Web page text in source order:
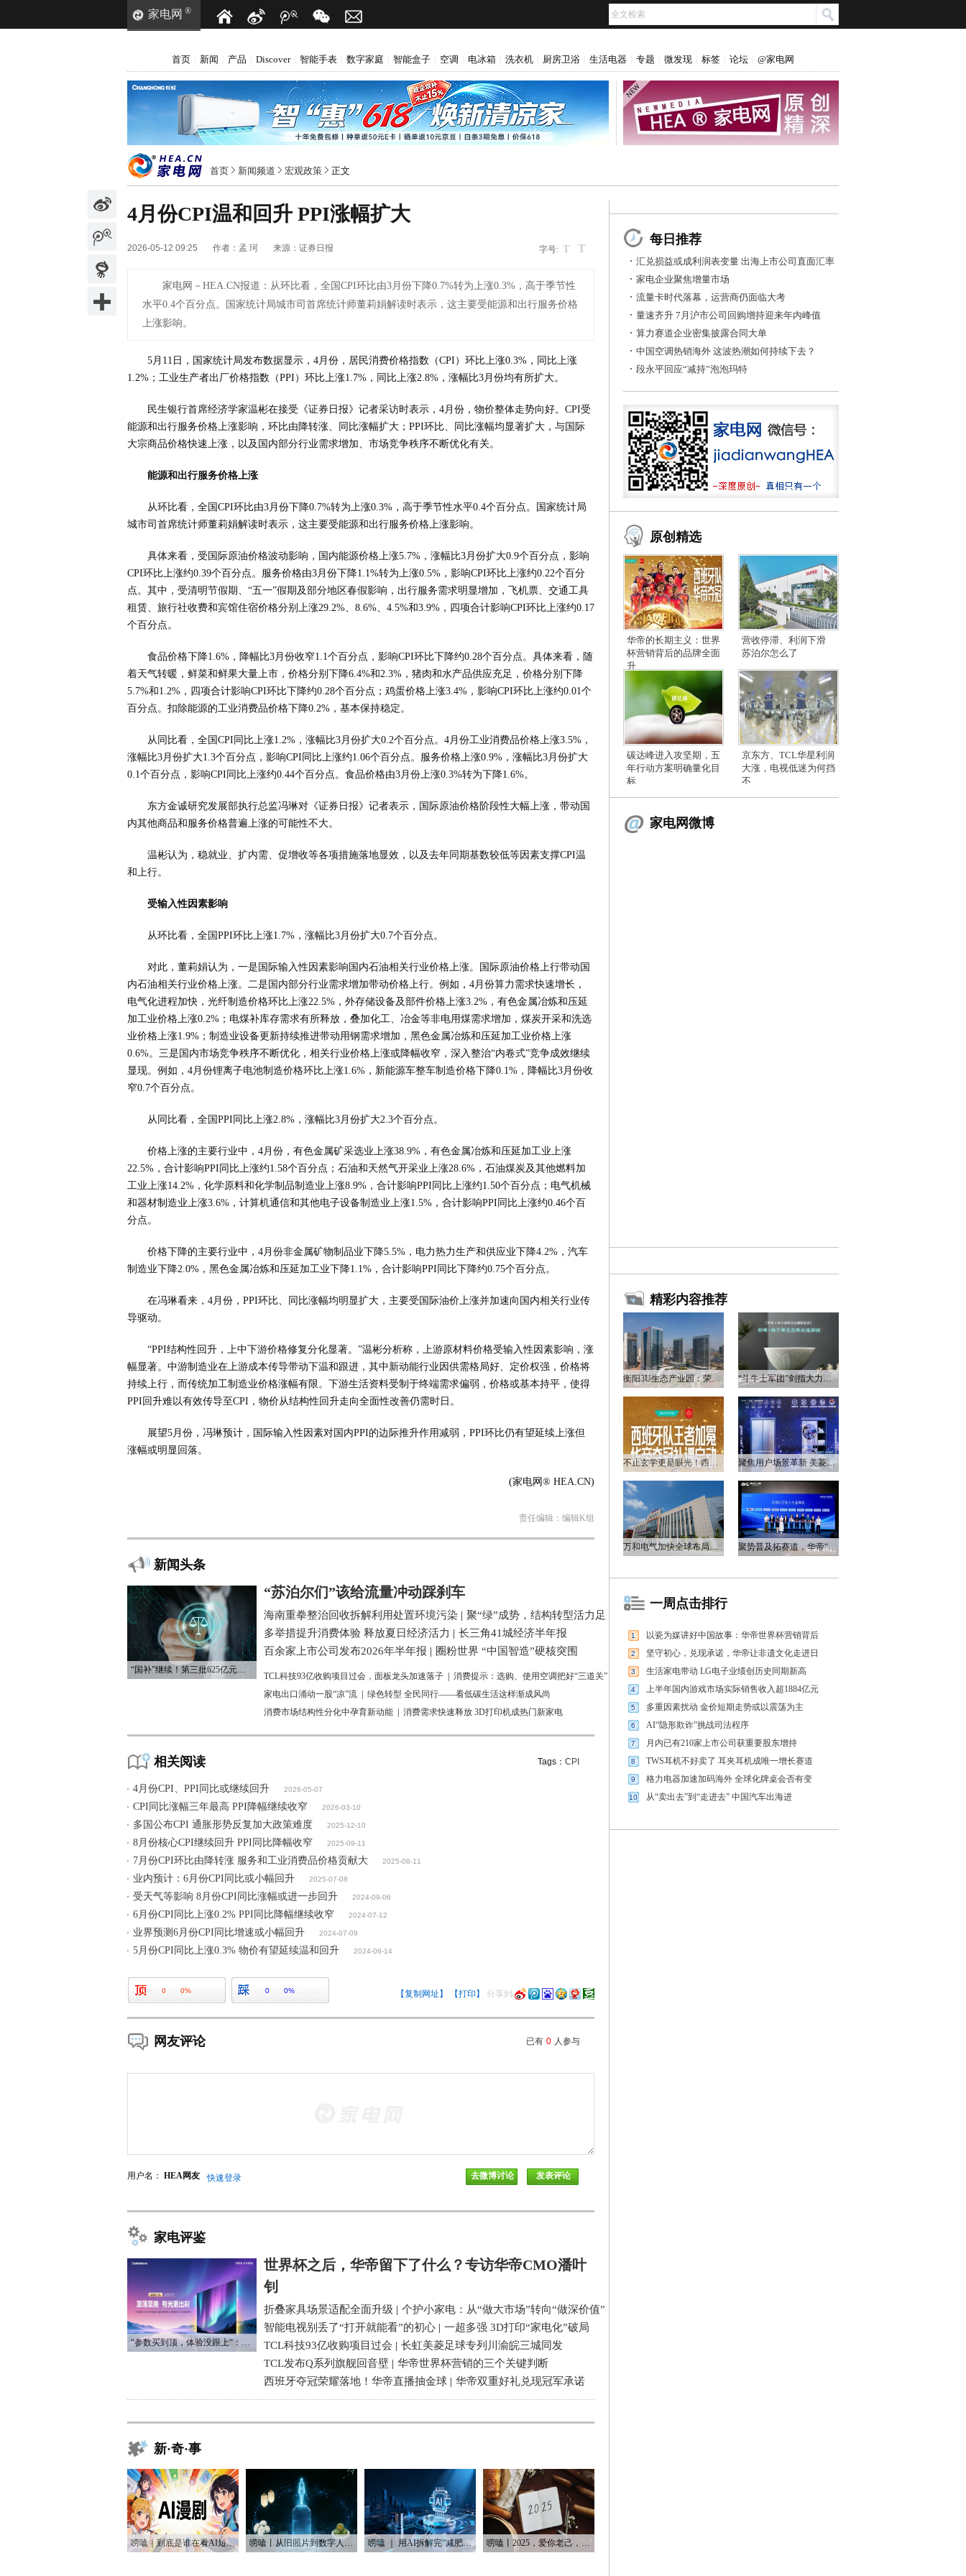
家电网 ®
首页 新闻 产品 Discover 智能手表 数字家庭 智能盒子 空调 电冰箱 洗衣机 厨房卫浴 生活电器 专题 微发现 标签 论坛 @家电网
首页 新闻频道 宏观政策 正文
4月份CPI温和回升 PPI涨幅扩大
字号: T T
2026-05-12 09:25 作者： 孟 珂 来源： 证券日报
家电网－HEA.CN报道： 从环比看，全国CPI环比由3月份下降0.7%转为上涨0.3%，高于季节性
水平0.4个百分点。国家统计局城市司首席统计师董莉娟解读时表示，这主要受能源和出行服务价格
上涨影响。
5月11日，国家统计局发布数据显示，4月份，居民消费价格指数（CPI）环比上涨0.3%，同比上涨
1.2%；工业生产者出厂价格指数（PPI）环比上涨1.7%，同比上涨2.8%，涨幅比3月份均有所扩大。
民生银行首席经济学家温彬在接受《证券日报》记者采访时表示，4月份，物价整体走势向好。CPI受
能源和出行服务价格上涨影响，环比由降转涨、同比涨幅扩大；PPI环比、同比涨幅均显著扩大，与国际
大宗商品价格快速上涨，以及国内部分行业需求增加、市场竞争秩序不断优化有关。
能源和出行服务价格上涨
从环比看，全国CPI环比由3月份下降0.7%转为上涨0.3%，高于季节性水平0.4个百分点。国家统计局
城市司首席统计师董莉娟解读时表示，这主要受能源和出行服务价格上涨影响。
具体来看，受国际原油价格波动影响，国内能源价格上涨5.7%，涨幅比3月份扩大0.9个百分点，影响
CPI环比上涨约0.39个百分点。服务价格由3月份下降1.1%转为上涨0.5%，影响CPI环比上涨约0.22个百分
点。其中，受清明节假期、“五一”假期及部分地区春假影响，出行服务需求明显增加，飞机票、交通工具
租赁、旅行社收费和宾馆住宿价格分别上涨29.2%、8.6%、4.5%和3.9%，四项合计影响CPI环比上涨约0.17
个百分点。
食品价格下降1.6%，降幅比3月份收窄1.1个百分点，影响CPI环比下降约0.28个百分点。具体来看，随
着天气转暖，鲜菜和鲜果大量上市，价格分别下降6.4%和2.3%，猪肉和水产品供应充足，价格分别下降
5.7%和1.2%，四项合计影响CPI环比下降约0.28个百分点；鸡蛋价格上涨3.4%，影响CPI环比上涨约0.01个
百分点。扣除能源的工业消费品价格下降0.2%，基本保持稳定。
从同比看，全国CPI同比上涨1.2%，涨幅比3月份扩大0.2个百分点。4月份工业消费品价格上涨3.5%，
涨幅比3月份扩大1.3个百分点，影响CPI同比上涨约1.06个百分点。服务价格上涨0.9%，涨幅比3月份扩大
0.1个百分点，影响CPI同比上涨约0.44个百分点。食品价格由3月份上涨0.3%转为下降1.6%。
东方金诚研究发展部执行总监冯琳对《证券日报》记者表示，国际原油价格阶段性大幅上涨，带动国
内其他商品和服务价格普遍上涨的可能性不大。
温彬认为，稳就业、扩内需、促增收等各项措施落地显效，以及去年同期基数较低等因素支撑CPI温
和上行。
受输入性因素影响
从环比看，全国PPI环比上涨1.7%，涨幅比3月份扩大0.7个百分点。
对此，董莉娟认为，一是国际输入性因素影响国内石油相关行业价格上涨。国际原油价格上行带动国
内石油相关行业价格上涨。二是国内部分行业需求增加带动价格上行。例如，4月份算力需求快速增长，
电气化进程加快，光纤制造价格环比上涨22.5%，外存储设备及部件价格上涨3.2%，有色金属冶炼和压延
加工业价格上涨0.2%；电煤补库存需求有所释放，叠加化工、冶金等非电用煤需求增加，煤炭开采和洗选
业价格上涨1.9%；制造业设备更新持续推进带动用钢需求增加，黑色金属冶炼和压延加工业价格上涨
0.6%。三是国内市场竞争秩序不断优化，相关行业价格上涨或降幅收窄，深入整治“内卷式”竞争成效继续
显现。例如，4月份锂离子电池制造价格环比上涨1.6%，新能源车整车制造价格下降0.1%，降幅比3月份收
窄0.7个百分点。
从同比看，全国PPI同比上涨2.8%，涨幅比3月份扩大2.3个百分点。
价格上涨的主要行业中，4月份，有色金属矿采选业上涨38.9%，有色金属冶炼和压延加工业上涨
22.5%，合计影响PPI同比上涨约1.58个百分点；石油和天然气开采业上涨28.6%，石油煤炭及其他燃料加
工业上涨14.2%，化学原料和化学制品制造业上涨8.9%，合计影响PPI同比上涨约1.50个百分点；电气机械
和器材制造业上涨3.6%，计算机通信和其他电子设备制造业上涨1.5%，合计影响PPI同比上涨约0.46个百
分点。
价格下降的主要行业中，4月份非金属矿物制品业下降5.5%，电力热力生产和供应业下降4.2%，汽车
制造业下降2.0%，黑色金属冶炼和压延加工业下降1.1%，合计影响PPI同比下降约0.75个百分点。
在冯琳看来，4月份，PPI环比、同比涨幅均明显扩大，主要受国际油价上涨并加速向国内相关行业传
导驱动。
“PPI结构性回升，上中下游价格修复分化显著。”温彬分析称，上游原材料价格受输入性因素影响，涨
幅显著。中游制造业在上游成本传导带动下温和跟进，其中新动能行业因供需格局好、定价权强，价格将
持续上行，而传统加工制造业价格涨幅有限。下游生活资料受制于终端需求偏弱，价格或基本持平，使得
PPI回升难以有效传导至CPI，物价从结构性回升走向全面性改善仍需时日。
展望5月份，冯琳预计，国际输入性因素对国内PPI的边际推升作用减弱，PPI环比仍有望延续上涨但
涨幅或明显回落。
(家电网® HEA.CN)
责任编辑：编辑K组
新闻头条
“国补”继续！第三批625亿元资金已下达
“苏泊尔们”该给流量冲动踩刹车
海南重拳整治回收拆解利用处置环境污染 | 聚“绿”成势，结构转型活力足
多举措提升消费体验 释放夏日经济活力 | 长三角41城经济半年报
百余家上市公司发布2026年半年报 | 圈粉世界 “中国智造”硬核突围
TCL科技93亿收购项目过会，面板龙头加速落子
消费提示：选购、使用空调把好“三道关”
家电出口涌动一股“凉”流
绿色转型 全民同行——看低碳生活这样渐成风尚
消费市场结构性分化中孕育新动能
消费需求快速释放 3D打印机成热门新家电
相关阅读 Tags： CPI
4月份CPI、PPI同比或继续回升 2026-05-07
CPI同比涨幅三年最高 PPI降幅继续收窄 2026-03-10
多国公布CPI 通胀形势反复加大政策难度 2025-12-10
8月份核心CPI继续回升 PPI同比降幅收窄 2025-09-11
7月份CPI环比由降转涨 服务和工业消费品价格贡献大 2025-08-11
业内预计：6月份CPI同比或小幅回升 2025-07-08
受天气等影响 8月份CPI同比涨幅或进一步回升 2024-09-06
6月份CPI同比上涨0.2% PPI同比降幅继续收窄 2024-07-12
业界预测6月份CPI同比增速或小幅回升 2024-07-09
5月份CPI同比上涨0.3% 物价有望延续温和回升 2024-06-14
0 0% 0 0% 【复制网址】 【打印】 分享到
已有 0 人参与
网友评论
用户名： HEA网友 快速登录
家电评鉴
“参数买到顶，体验没跟上“：长虹追光Q70S给高端电视打了个样
世界杯之后，华帝留下了什么？专访华帝CMO潘叶
钊
折叠家具场景适配全面升级 | 个护小家电：从“做大市场”转向“做深价值”
智能电视别丢了“打开就能看”的初心 | 一超多强 3D打印“家电化”破局
TCL科技93亿收购项目过会 | 长虹美菱足球专列川渝皖三城同发
TCL发布Q系列旗舰回音壁 | 华帝世界杯营销的三个关键判断
西班牙夺冠荣耀落地！华帝直播抽金球 | 华帝双重好礼兑现冠军承诺
新·奇·事
唠嗑｜到底是谁在看AI短剧？！ 唠嗑丨从旧照片到数字人：AI如何“复活”我们的思念 唠嗑 ｜ 用AI拆解完“减肥逻辑”后，我发现了内容行业的底层套路 唠嗑丨2025，爱你老己，明天见
每日推荐
汇兑损益或成利润表变量 出海上市公司直面汇率
风控大考
家电企业聚焦增量市场
流量卡时代落幕，运营商仍面临大考
量速齐升 7月沪市公司回购增持迎来年内峰值
算力赛道企业密集披露合同大单
中国空调热销海外 这波热潮如何持续下去？
段永平回应“减持”泡泡玛特
原创精选
华帝的长期主义：世界
杯营销背后的品牌全面
升
营收停滞、利润下滑
苏泊尔怎么了
碳达峰进入攻坚期，五
年行动方案明确量化目
标
京东方、TCL华星利润
大涨，电视低迷为何挡
不
家电网微博
精彩内容推荐
衡阳3U生态产业园：荣电集团的政企合作新答卷 “斗牛士军团”剑指大力神杯，华帝以“一瓷一金”静候荣光
不止玄学更是眼光！西班牙队夺冠，华帝火速官宣启动兑奖福利 聚焦用户场景革新 美菱产品创新打造差异化居家体验
万和电气加快全球布局，海外营收占比升至四成 聚势普及拓赛道，华帝“亮剑”洗碗机峰会，破局存量换新
一周点击排行
1 以瓷为媒讲好中国故事：华帝世界杯营销背后
2 坚守初心，兑现承诺，华帝让非遗文化走进日
3 生活家电带动 LG电子业绩创历史同期新高
4 上半年国内游戏市场实际销售收入超1884亿元
5 多重因素扰动 金价短期走势或以震荡为主
6 AI“隐形欺诈”挑战司法程序
7 月内已有210家上市公司获重要股东增持
8 TWS耳机不好卖了 耳夹耳机成唯一增长赛道
9 格力电器加速加码海外 全球化牌桌会否有变
10 从“卖出去”到“走进去” 中国汽车出海进